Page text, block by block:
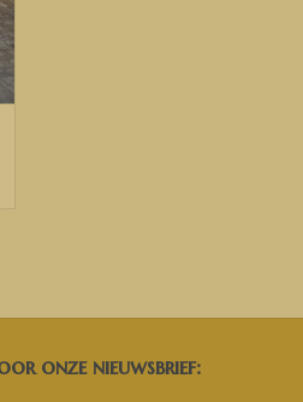
onze nieuwsbrief: